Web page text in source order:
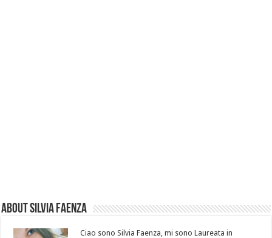
About Silvia Faenza
Ciao sono Silvia Faenza, mi sono Laureata in